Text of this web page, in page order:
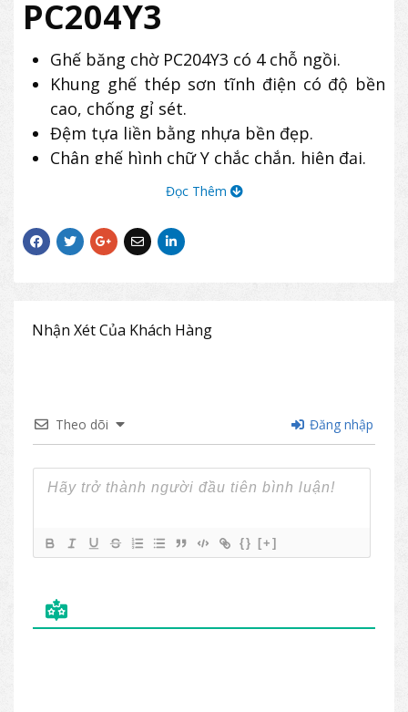
PC204Y3
Ghế băng chờ PC204Y3 có 4 chỗ ngồi.
Khung ghế thép sơn tĩnh điện có độ bền
cao, chống gỉ sét.
Đệm tựa liền bằng nhựa bền đẹp.
Chân ghế hình chữ Y chắc chắn, hiện đại.
Sản phẩm ghế phòng chờ The
cấu vững chắc, thường được sử dụng
trong phòng chờ của các sân bây, nhà ga,
Đọc Thêm
Nhận Xét Của Khách Hàng
Theo dõi Đăng nhập
{} [+]